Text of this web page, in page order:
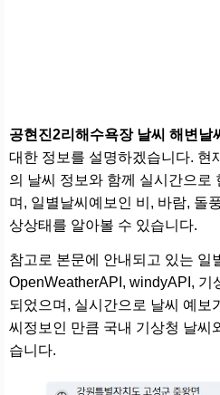
공현진2리해수욕장 날씨 해변날
대한 정보를 설명하겠습니다. 현
의 날씨 정보와 함께 실시간으로
며, 일별날씨예보인 비, 바람, 돌
상상태를 알아볼 수 있습니다.
참고로 본문에 안내되고 있는 일
OpenWeatherAPI, windyAPI, 기
되었으며, 실시간으로 날씨 예보
씨정보인 만큼 국내 기상청 날씨
습니다.